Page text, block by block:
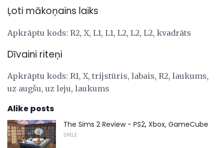
Ļoti mākoņains laiks
Apkrāptu kods: R2, X, L1, L1, L2, L2, L2, kvadrāts
Dīvaini riteņi
Apkrāptu kods: R1, X, trijstūris, labais, R2, laukums,
uz augšu, uz leju, laukums
Alike posts
The Sims 2 Review - PS2, Xbox, GameCube
SPĒLE